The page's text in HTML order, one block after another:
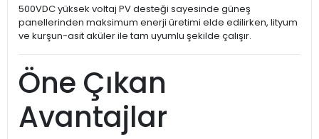
500VDC yüksek voltaj PV desteği sayesinde güneş
panellerinden maksimum enerji üretimi elde edilirken, lityum
ve kurşun-asit aküler ile tam uyumlu şekilde çalışır.
Öne Çıkan
Avantajlar